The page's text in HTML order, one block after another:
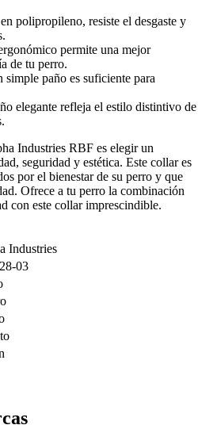
polipropileno, resiste el desgaste y
permite una mejor
de tu perro.
simple paño es suficiente para
elegante refleja el estilo distintivo de
Industries RBF es elegir un
seguridad y estética. Este collar es
por el bienestar de su perro y que
Ofrece a tu perro la combinación
con este collar imprescindible.
Industries
03